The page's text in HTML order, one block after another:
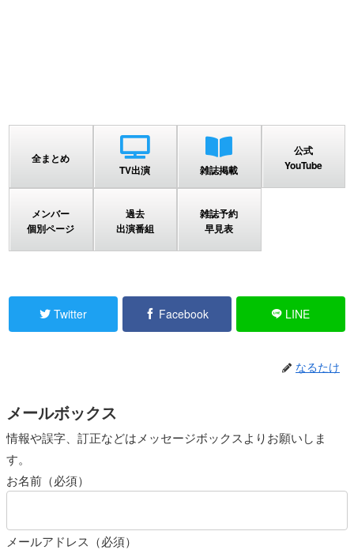
全まとめ
TV出演
雑誌掲載
公式
YouTube
メンバー
個別ページ
過去
出演番組
雑誌予約
早見表
Twitter Facebook LINE
なるたけ
メールボックス
情報や誤字、訂正などはメッセージボックスよりお願いしま
す。
お名前（必須）
メールアドレス（必須）